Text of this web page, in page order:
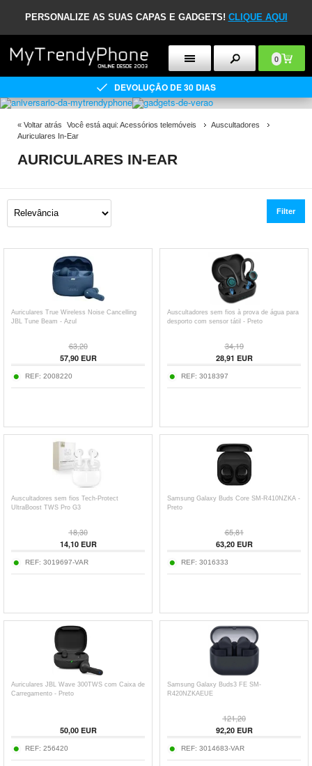
PERSONALIZE AS SUAS CAPAS E GADGETS! CLIQUE AQUI
0
DEVOLUÇÃO DE 30 DIAS
« Voltar atrás Você está aqui: Acessórios telemóveis
Auscultadores
Auriculares In-Ear
AURICULARES IN-EAR
Filter
Auriculares True Wireless Noise Cancelling
JBL Tune Beam - Azul
63,20
57,90EUR
REF: 2008220
Auscultadores sem fios à prova de água para
desporto com sensor tátil - Preto
34,19
28,91 EUR
REF: 3018397
Auscultadores sem fios Tech-Protect
UltraBoost TWS Pro G3
18,30
14,10EUR
REF: 3019697-VAR
Samsung Galaxy Buds Core SM-R410NZKA -
Preto
65,81
63,20EUR
REF: 3016333
Auriculares JBL Wave 300TWS com Caixa de
Carregamento - Preto
50,00EUR
REF: 256420
Samsung Galaxy Buds3 FE SM-
R420NZKAEUE
121,20
92,20EUR
REF: 3014683-VAR